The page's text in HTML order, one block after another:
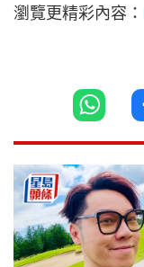
瀏覽更精彩內容：